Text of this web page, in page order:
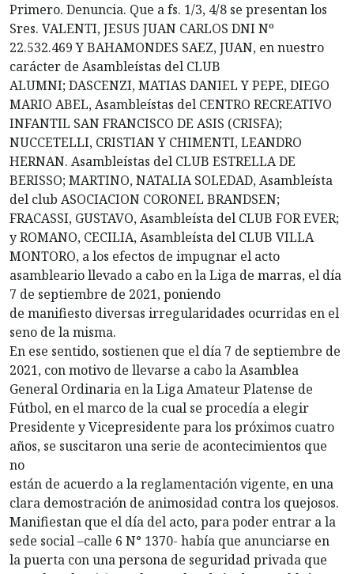
Primero. Denuncia. Que a fs. 1/3, 4/8 se presentan los
Sres. VALENTI, JESUS JUAN CARLOS DNI Nº
22.532.469 Y BAHAMONDES SAEZ, JUAN, en nuestro
carácter de Asambleístas del CLUB
ALUMNI; DASCENZI, MATIAS DANIEL Y PEPE, DIEGO
MARIO ABEL, Asambleístas del CENTRO RECREATIVO
INFANTIL SAN FRANCISCO DE ASIS (CRISFA);
NUCCETELLI, CRISTIAN Y CHIMENTI, LEANDRO
HERNAN. Asambleístas del CLUB ESTRELLA DE
BERISSO; MARTINO, NATALIA SOLEDAD, Asambleísta
del club ASOCIACION CORONEL BRANDSEN;
FRACASSI, GUSTAVO, Asambleísta del CLUB FOR EVER;
y ROMANO, CECILIA, Asambleísta del CLUB VILLA
MONTORO, a los efectos de impugnar el acto
asambleario llevado a cabo en la Liga de marras, el día
7 de septiembre de 2021, poniendo
de manifiesto diversas irregularidades ocurridas en el
seno de la misma.
En ese sentido, sostienen que el día 7 de septiembre de
2021, con motivo de llevarse a cabo la Asamblea
General Ordinaria en la Liga Amateur Platense de
Fútbol, en el marco de la cual se procedía a elegir
Presidente y Vicepresidente para los próximos cuatro
años, se suscitaron una serie de acontecimientos que
no
están de acuerdo a la reglamentación vigente, en una
clara demostración de animosidad contra los quejosos.
Manifiestan que el día del acto, para poder entrar a la
sede social –calle 6 N° 1370- había que anunciarse en
la puerta con una persona de seguridad privada que